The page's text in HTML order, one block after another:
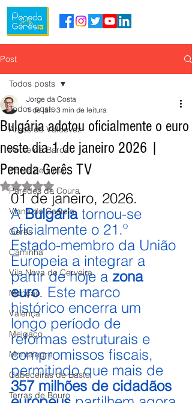
Post
Todos posts
Arcos de Valdevez
Ponte da Barca
Ponte de Lima
Paredes de Coura
Viana do Castelo
Gerês
Caminha
Vila Nova de Cerveira
Monção
Valença
Melgaço
Montalegre
Cabeceiras de Basto
Terras de Bouro
Todos posts
Bulgária adotou oficialmente o euro
neste dia 1 de janeiro 2026 |
Peneda Gerês TV
Jorge da Costa
1 de jan. 3 min de leitura
Avaliado com NaN de 5 estrelas.
01 de janeiro, 2026.
A Bulgária tornou-se
oficialmente o 21.º
Estado-membro da União
Europeia a integrar a
partir de hoje a zona
euro. Este marco
histórico encerra um
longo período de
reformas estruturais e
compromissos fiscais,
permitindo que mais de
357 milhões de cidadãos